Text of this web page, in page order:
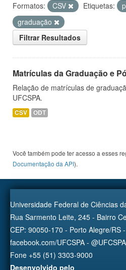
Formatos:
CSV Etiquetas:
graduação
Filtrar Resultados
Matrículas da Graduação e
Relação de matrículas de
UFCSPA.
CSV ODT
Você também pode ter acesso a esses
Documentação da API).
Universidade Federal de Ciências
Rua Sarmento Leite, 245 - Bairro
CEP: 90050-170 - Porto Alegre/RS
facebook.com/UFCSPA -
Fone +55 (51) 3303-9000
Desenvolvido pelo